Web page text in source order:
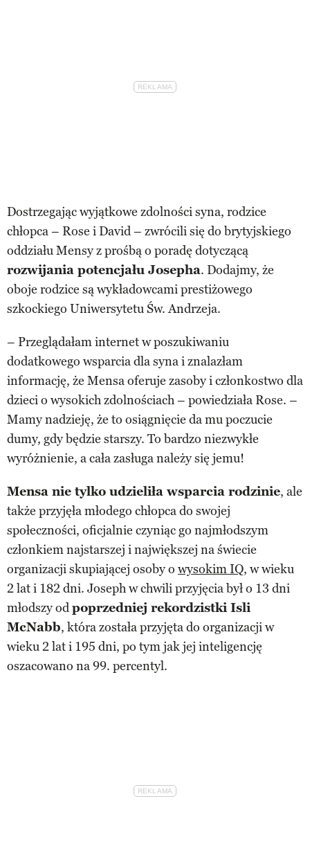
Dostrzegając wyjątkowe zdolności syna, rodzice
chłopca – Rose i David – zwrócili się do brytyjskiego
oddziału Mensy z prośbą o poradę dotyczącą
rozwijania potencjału Josepha. Dodajmy, że
oboje rodzice są wykładowcami prestiżowego
szkockiego Uniwersytetu Św. Andrzeja.
– Przeglądałam internet w poszukiwaniu
dodatkowego wsparcia dla syna i znalazłam
informację, że Mensa oferuje zasoby i członkostwo dla
dzieci o wysokich zdolnościach – powiedziała Rose. –
Mamy nadzieję, że to osiągnięcie da mu poczucie
dumy, gdy będzie starszy. To bardzo niezwykłe
wyróżnienie, a cała zasługa należy się jemu!
Mensa nie tylko udzieliła wsparcia rodzinie, ale
także przyjęła młodego chłopca do swojej
społeczności, oficjalnie czyniąc go najmłodszym
członkiem najstarszej i największej na świecie
organizacji skupiającej osoby o wysokim IQ, w wieku
2 lat i 182 dni. Joseph w chwili przyjęcia był o 13 dni
młodszy odpoprzedniej rekordzistki Isli
McNabb, która została przyjęta do organizacji w
wieku 2 lat i 195 dni, po tym jak jej inteligencję
oszacowano na 99. percentyl.